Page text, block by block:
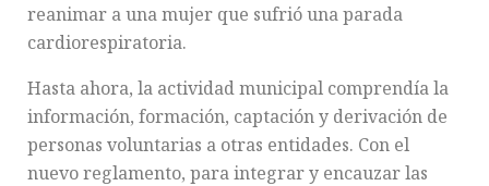
reanimar a una mujer que sufrió una parada
cardiorespiratoria.
Hasta ahora, la actividad municipal comprendía la
información, formación, captación y derivación de
personas voluntarias a otras entidades. Con el
nuevo reglamento, para integrar y encauzar las